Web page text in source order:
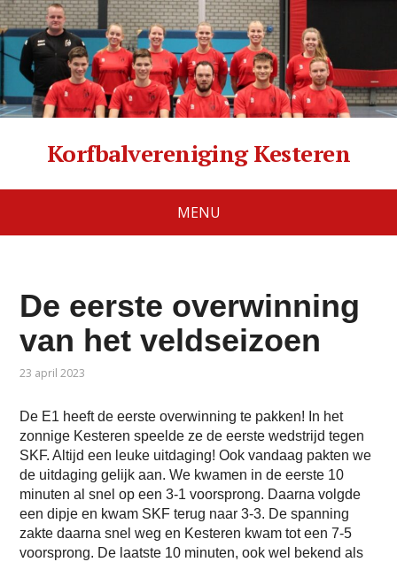
Korfbalvereniging Kesteren
MENU
De eerste overwinning
van het veldseizoen
23 april 2023
De E1 heeft de eerste overwinning te pakken! In het
zonnige Kesteren speelde ze de eerste wedstrijd tegen
SKF. Altijd een leuke uitdaging! Ook vandaag pakten we
de uitdaging gelijk aan. We kwamen in de eerste 10
minuten al snel op een 3-1 voorsprong. Daarna volgde
een dipje en kwam SKF terug naar 3-3. De spanning
zakte daarna snel weg en Kesteren kwam tot een 7-5
voorsprong. De laatste 10 minuten, ook wel bekend als